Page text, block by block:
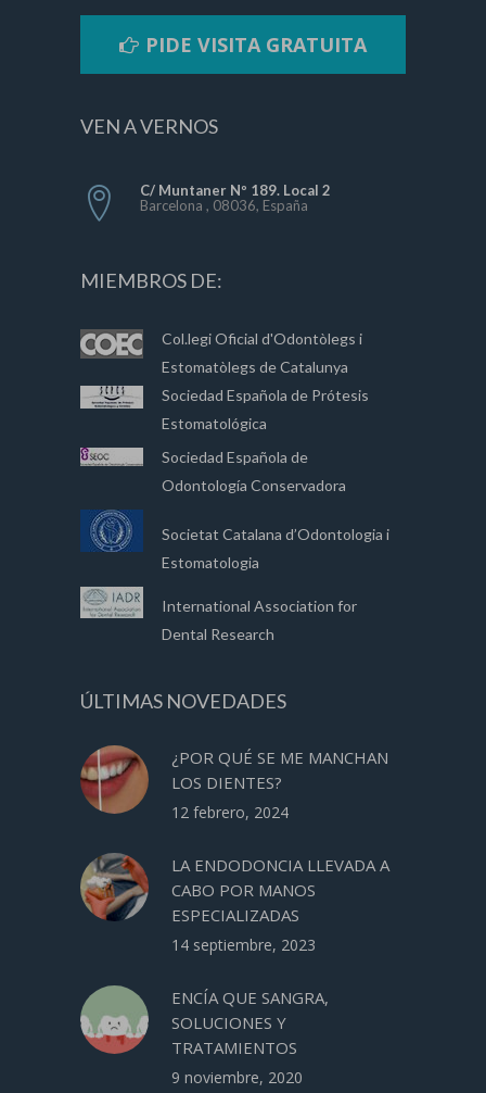
PIDE VISITA GRATUITA
VEN A VERNOS
C/ Muntaner Nº 189. Local 2
Barcelona , 08036, España
MIEMBROS DE:
Col.legi Oficial d'Odontòlegs i
Estomatòlegs de Catalunya
Sociedad Española de Prótesis
Estomatológica
Sociedad Española de
Odontología Conservadora
Societat Catalana d’Odontologia i
Estomatologia
International Association for
Dental Research
ÚLTIMAS NOVEDADES
¿POR QUÉ SE ME MANCHAN
LOS DIENTES?
12 febrero, 2024
LA ENDODONCIA LLEVADA A
CABO POR MANOS
ESPECIALIZADAS
14 septiembre, 2023
ENCÍA QUE SANGRA,
SOLUCIONES Y
TRATAMIENTOS
9 noviembre, 2020